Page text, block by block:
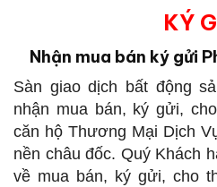
KÝ
Nhận mua bán ký gửi
Sàn giao dịch bất động
nhận mua bán, ký gửi,
căn hộ Thương Mại Dịch
nền châu đốc. Quý Khách
về mua bán, ký gửi, cho